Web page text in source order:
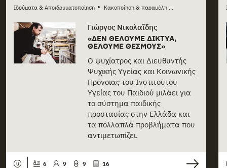
Ιδρύματα & Αποϊδρυματοποίηση • Κακοποίηση & παραμέληση Κοινωνική
...
Γιώργος Νικολαΐδης
«ΔΕΝ ΘΈΛΟΥΜΕ ΔΊΚΤΥΑ,
ΘΈΛΟΥΜΕ ΘΕΣΜΟΎΣ»
Ο ψυχίατρος και Διευθυντής
Ψυχικής Υγείας και Κοινωνικής
Πρόνοιας του Ινστιτούτου
Υγείας του Παιδιού μιλάει για
το σύστημα παιδικής
προστασίας στην Ελλάδα και
τα πολλαπλά προβλήματα που
αντιμετωπίζει.
U 6 9 9 16